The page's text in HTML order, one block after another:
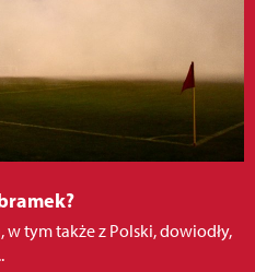
tym także z Polski, dowiodły,